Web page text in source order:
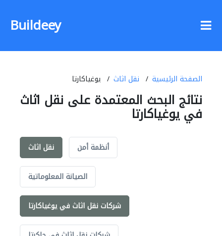
Buildeey
الصفحة الرئيسية نقل اثاث يوغياكارتا
نتائج البحث المعتمدة على نقل اثاث
في يوغياكارتا
نقل اثاث أنظمة أمن
الصيانة المعلوماتية
شركات نقل اثاث في يوغياكارتا